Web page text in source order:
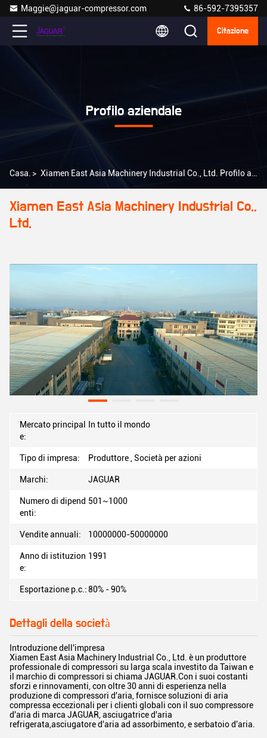
Maggie@jaguar-compressor.com 86-592-7395357
Citazione
Profilo aziendale
Casa. > Xiamen East Asia Machinery Industrial Co., Ltd. Profilo aziendale
Xiamen East Asia Machinery Industrial Co.,
Ltd.
Mercato principal
e:
In tutto il mondo
Tipo di impresa: Produttore , Società per azioni
Marchi: JAGUAR
Numero di dipend
enti:
501~1000
Vendite annuali: 10000000-50000000
Anno di istituzion
e:
1991
Esportazione p.c.:80% - 90%
Dettagli della società
Introduzione dell'impresa
Xiamen East Asia Machinery Industrial Co., Ltd. è un produttore
professionale di compressori su larga scala investito da Taiwan e
il marchio di compressori si chiama JAGUAR.Con i suoi costanti
sforzi e rinnovamenti, con oltre 30 anni di esperienza nella
produzione di compressori d'aria, fornisce soluzioni di aria
compressa eccezionali per i clienti globali con il suo compressore
d'aria di marca JAGUAR, asciugatrice d'aria
refrigerata,asciugatore d'aria ad assorbimento, e serbatoio d'aria.